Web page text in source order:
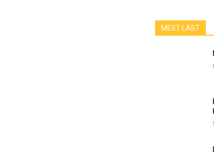
MEST LÄST